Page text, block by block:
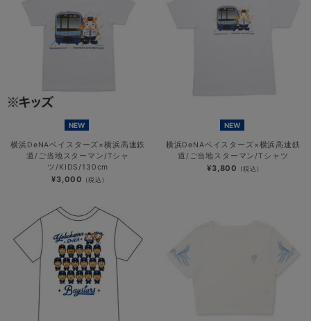
NEW
横浜DeNAベイスターズ×横浜高速鉄
道/ご当地スターマン/Tシャ
ツ/KIDS/130cm
¥3,000 (税込)
NEW
横浜DeNAベイスターズ×横浜高速鉄
道/ご当地スターマン/Tシャツ
¥3,800 (税込)